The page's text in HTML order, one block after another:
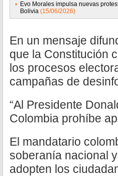
Evo Morales impulsa nuevas
Bolivia (15/06/2026)
En un mensaje
que la Constitución
los procesos
campañas de
“Al Presidente
Colombia prohíbe
El mandatario
soberanía nacional
adopten los